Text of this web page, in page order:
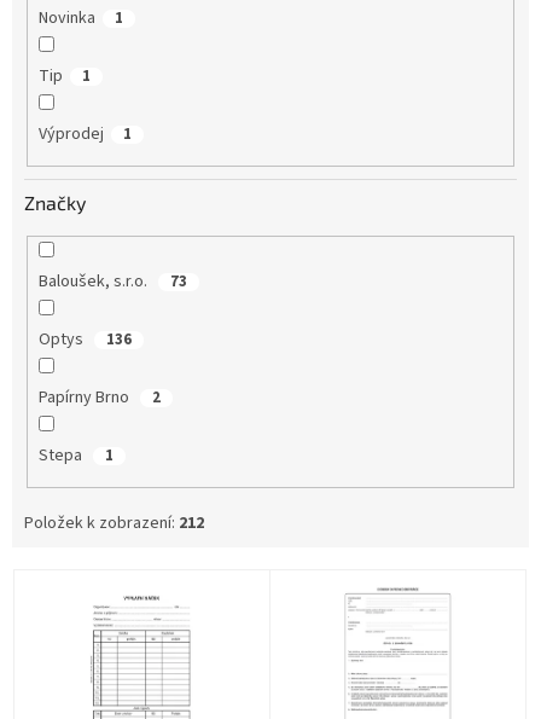
Novinka 1
Tip 1
Výprodej 1
Značky
Baloušek, s.r.o. 73
Optys 136
Papírny Brno 2
Stepa 1
Položek k zobrazení: 212